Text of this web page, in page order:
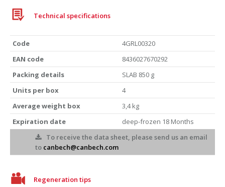
Technical specifications
Code
4GRL00320
EAN code
8436027670292
Packing details
SLAB 850 g
Units per box
4
Average weight box
3,4 kg
Expiration date
deep-frozen 18 Months
To receive the data sheet, please send us an email
to canbech@canbech.com
Regeneration tips